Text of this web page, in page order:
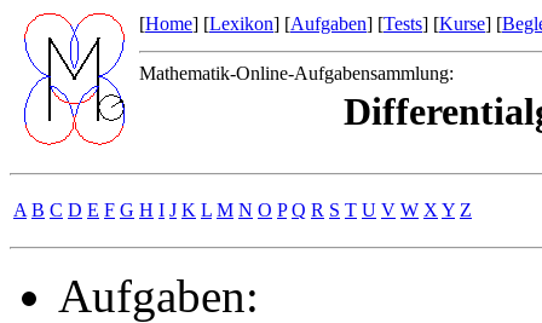
[Home] [Lexikon] [Aufgaben] [Tests] [Kurse] [
Mathematik-Online-Aufgabensammlung:
A B C D E F G H I J K L M N O P Q R S T U V W X Y Z
Aufgaben: